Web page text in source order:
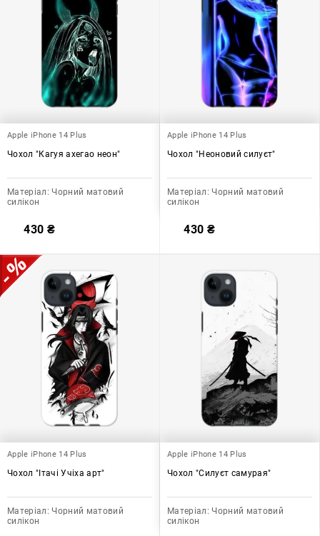
Apple iPhone 14 Plus
Чохол "Кагуя ахегао неон"
Матеріал: Чорний матовий
силікон
430 ₴
Apple iPhone 14 Plus
Чохол "Неоновий силуєт"
Матеріал: Чорний матовий
силікон
430 ₴
Apple iPhone 14 Plus
Чохол "Ітачі Учіха арт"
Матеріал: Чорний матовий
силікон
Apple iPhone 14 Plus
Чохол "Силуєт самурая"
Матеріал: Чорний матовий
силікон